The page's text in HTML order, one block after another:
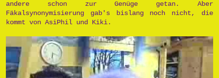
Unverständni
andere schon zur Genüge getan. Aber
Fäkalsynonymisierung gab's bislang noch nicht, die
kommt von AsiPhil und Kiki.